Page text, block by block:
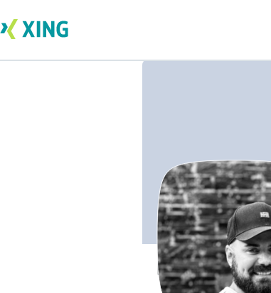
Danny Adam